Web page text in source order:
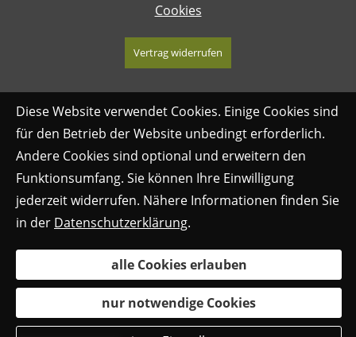
Cookies
Vertrag widerrufen
Diese Website verwendet Cookies. Einige Cookies sind
für den Betrieb der Website unbedingt erforderlich.
Andere Cookies sind optional und erweitern den
Funktionsumfang. Sie können Ihre Einwilligung
jederzeit widerrufen. Nähere Informationen finden Sie
in der Datenschutzerklärung.
alle Cookies erlauben
nur notwendige Cookies